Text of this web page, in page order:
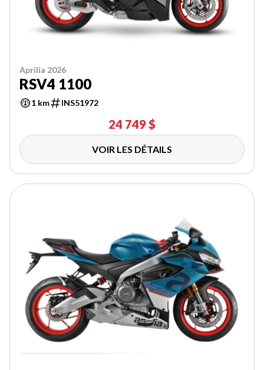
Aprilia 2026
RSV4 1100
1 km INS51972
24 749 $
VOIR LES DÉTAILS